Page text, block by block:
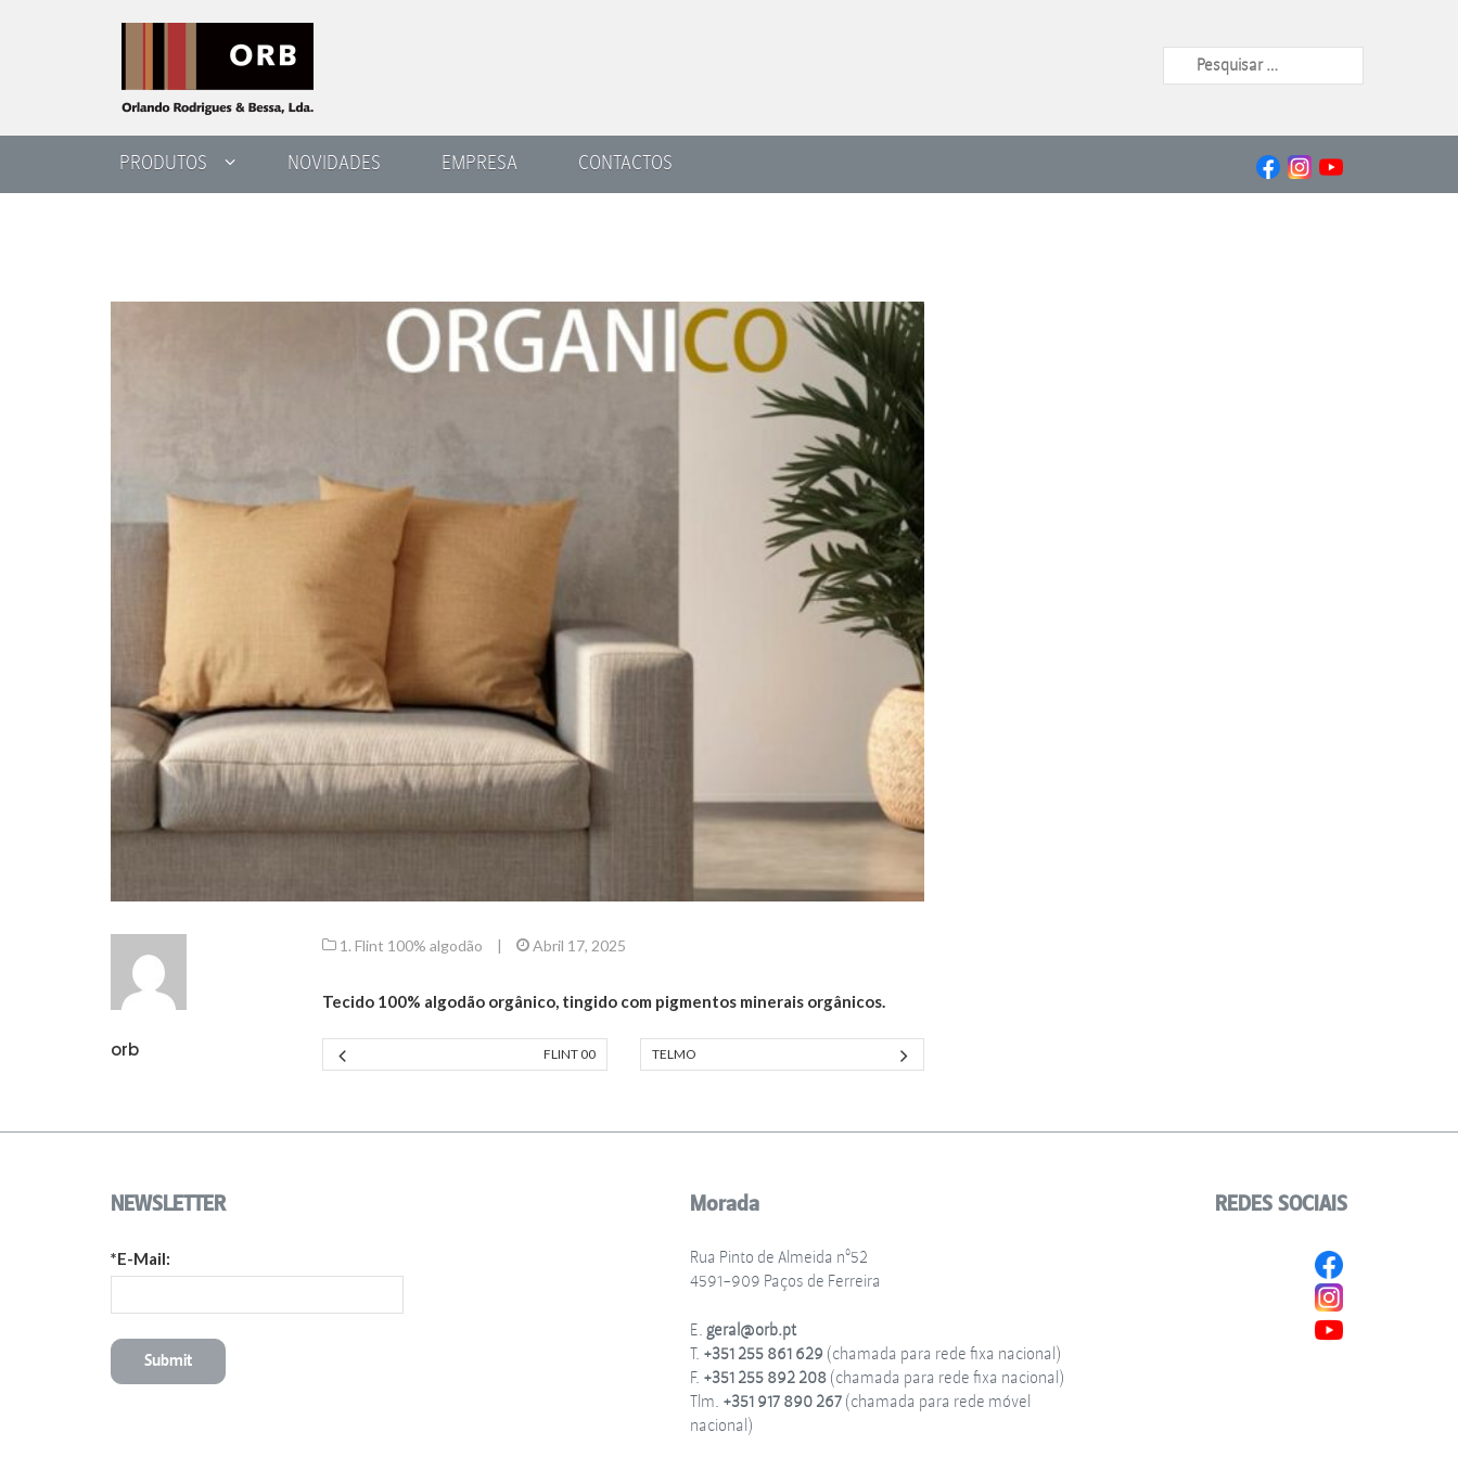
PRODUTOS NOVIDADES EMPRESA CONTACTOS
orb
1. Flint 100% algodão | Abril 17, 2025
Tecido 100% algodão orgânico, tingido com pigmentos minerais orgânicos.
FLINT 00 TELMO
NEWSLETTER
*E-Mail:
Morada
Rua Pinto de Almeida nº52
4591-909 Paços de Ferreira
E. geral@orb.pt
T. +351 255 861 629 (chamada para rede fixa nacional)
F. +351 255 892 208(chamada para rede fixa nacional)
Tlm. +351 917 890 267(chamada para rede móvel
nacional)
REDES SOCIAIS